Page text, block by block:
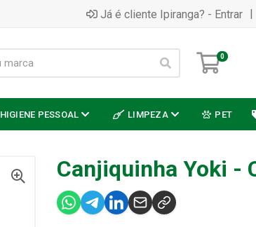
Já é cliente Ipiranga? - Entrar |
0
HIGIENE PESSOAL LIMPEZA PET
Canjiquinha Yoki -